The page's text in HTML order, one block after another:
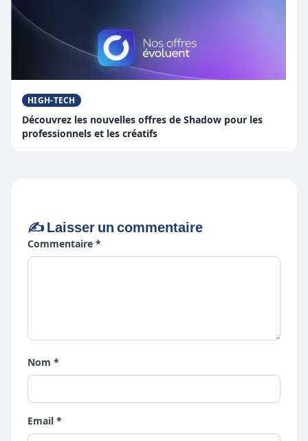
HIGH-TECH
Découvrez les nouvelles offres de Shadow pour les
professionnels et les créatifs
✍️ Laisser un commentaire
Commentaire *
Nom *
Email *